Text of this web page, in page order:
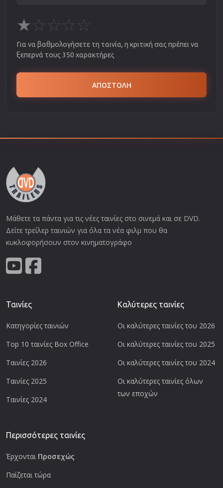
★☆☆☆☆
Για να βαθμολογήσετε τη ταινία, η κριτική σας πρέπει να
ξεπερνά τους 350 χαρακτήρες
ΑΠΟΣΤΟΛΗ
Μάθετε τα πάντα για τις νέες ταινίες στο σινεμά και σε DVD.
Δείτε τρείλερ ταινιών για όλα τα νέα φιλμ που θα
κυκλοφορήσουν στον κινηματογράφο
Ταινίες
Κατηγορίες ταινιών
Top 10 ταινίες Box Office
Ταινίες 2026
Ταινίες 2025
Ταινίες 2024
Καλύτερες ταινίες
Οι καλύτερες ταινίες του 2026
Οι καλύτερες ταινίες του 2025
Οι καλύτερες ταινίες του 2024
Οι καλύτερες ταινίες όλων
των εποχών
Περισσότερες ταινίες
Έρχονται Προσεχώς
Παίζεται τώρα